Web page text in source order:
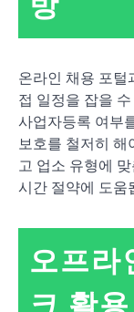
온라인 채용 포털
접 일정을 잡을
사업자등록 여부
보호를 철저히 해
고 업소 유형에
시간 절약에 도움
오프라
크 활용